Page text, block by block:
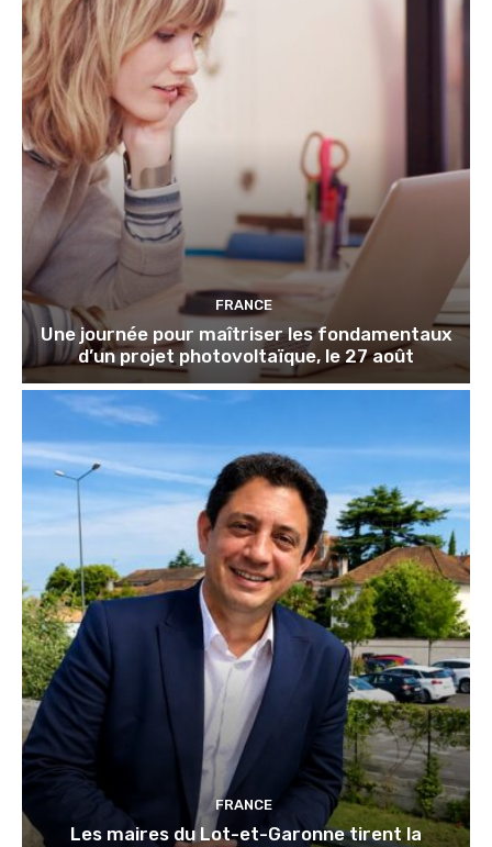
FRANCE
Une journée pour maîtriser les fondamentaux
d’un projet photovoltaïque, le 27 août
FRANCE
Les maires du Lot-et-Garonne tirent la